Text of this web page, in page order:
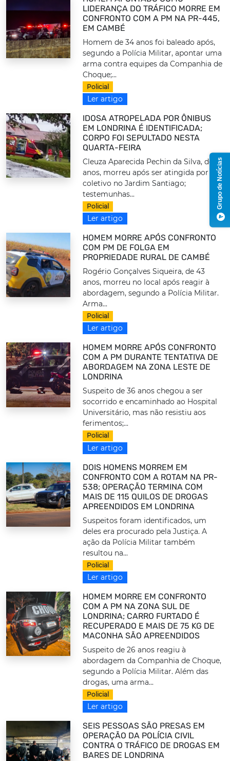
LIDERANÇA DO TRÁFICO MORRE EM
CONFRONTO COM A PM NA PR-445,
EM CAMBÉ
Homem de 34 anos foi baleado após,
segundo a Polícia Militar, apontar uma
arma contra equipes da Companhia de
Choque;...
Policial
Ler artigo
IDOSA ATROPELADA POR ÔNIBUS
EM LONDRINA É IDENTIFICADA;
CORPO FOI SEPULTADO NESTA
QUARTA-FEIRA
Cleuza Aparecida Pechin da Silva, de 73
anos, morreu após ser atingida por um
coletivo no Jardim Santiago;
testemunhas...
Policial
Ler artigo
HOMEM MORRE APÓS CONFRONTO
COM PM DE FOLGA EM
PROPRIEDADE RURAL DE CAMBÉ
Rogério Gonçalves Siqueira, de 43
anos, morreu no local após reagir à
abordagem, segundo a Polícia Militar.
Arma...
Policial
Ler artigo
HOMEM MORRE APÓS CONFRONTO
COM A PM DURANTE TENTATIVA DE
ABORDAGEM NA ZONA LESTE DE
LONDRINA
Suspeito de 36 anos chegou a ser
socorrido e encaminhado ao Hospital
Universitário, mas não resistiu aos
ferimentos;...
Policial
Ler artigo
DOIS HOMENS MORREM EM
CONFRONTO COM A ROTAM NA PR-
538; OPERAÇÃO TERMINA COM
MAIS DE 115 QUILOS DE DROGAS
APREENDIDOS EM LONDRINA
Suspeitos foram identificados, um
deles era procurado pela Justiça. A
ação da Polícia Militar também
resultou na...
Policial
Ler artigo
HOMEM MORRE EM CONFRONTO
COM A PM NA ZONA SUL DE
LONDRINA; CARRO FURTADO É
RECUPERADO E MAIS DE 75 KG DE
MACONHA SÃO APREENDIDOS
Suspeito de 26 anos reagiu à
abordagem da Companhia de Choque,
segundo a Polícia Militar. Além das
drogas, uma arma...
Policial
Ler artigo
SEIS PESSOAS SÃO PRESAS EM
OPERAÇÃO DA POLÍCIA CIVIL
CONTRA O TRÁFICO DE DROGAS EM
BARES DE LONDRINA
Grupo de Notícias